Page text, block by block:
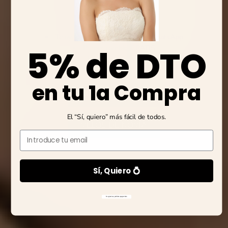
Te ayudamos con la talla por WhatsApp
Envío express gratis
ZAPATOS DE NOVIA
5% de DTO
en tu 1a Compra
El “Sí, quiero” más fácil de todos.
Email
Sí, Quiero 💍
No gracias, prefiero pagar más